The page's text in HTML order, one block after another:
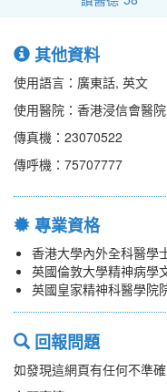
其他資料
使用語言：廣東話, 英文
使用醫院：香港浸信會醫
傳真機：23070522
傳呼機：75707777
專業資格
香港大學內外全科醫學
英國倫敦大學精神病學
英國皇家精神科醫學院
回報問題
如發現這網頁有任何不準